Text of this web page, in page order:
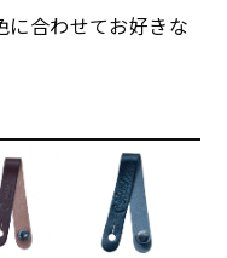
に合わせてお好きな